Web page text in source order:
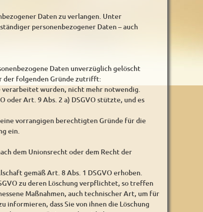
Daten zu verlangen. Unter
personenbezogener Daten – auch
Daten unverzüglich gelöscht
der folgenden Gründe zutrifft:
verarbeitet wurden, nicht mehr notwendig.
oder Art. 9 Abs. 2 a) DSGVO stützte, und es
vorrangigen berechtigten Gründe für die
ein.
dem Unionsrecht oder dem Recht der
gemäß Art. 8 Abs. 1 DSGVO erhoben.
zu deren Löschung verpflichtet, so treffen
Maßnahmen, auch technischer Art, um für
dass Sie von ihnen die Löschung